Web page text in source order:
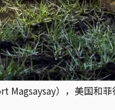
Magsaysay），美国和